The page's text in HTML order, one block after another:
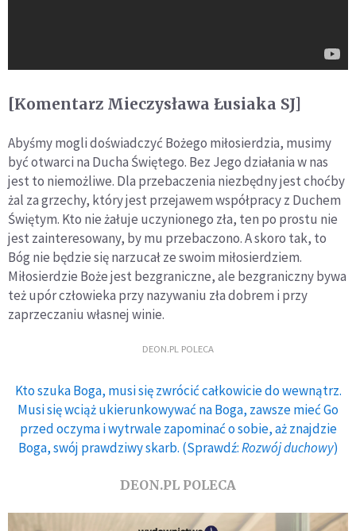
[Komentarz Mieczysława Łusiaka SJ]
Abyśmy mogli doświadczyć Bożego miłosierdzia, musimy
być otwarci na Ducha Świętego. Bez Jego działania w nas
jest to niemożliwe. Dla przebaczenia niezbędny jest choćby
żal za grzechy, który jest przejawem współpracy z Duchem
Świętym. Kto nie żałuje uczynionego zła, ten po prostu nie
jest zainteresowany, by mu przebaczono. A skoro tak, to
Bóg nie będzie się narzucał ze swoim miłosierdziem.
Miłosierdzie Boże jest bezgraniczne, ale bezgraniczny bywa
też upór człowieka przy nazywaniu zła dobrem i przy
zaprzeczaniu własnej winie.
DEON.PL POLECA
Kto szuka Boga, musi się zwrócić całkowicie do wewnątrz.
Musi się wciąż ukierunkowywać na Boga, zawsze mieć Go
przed oczyma i wytrwale zapominać o sobie, aż znajdzie
Boga, swój prawdziwy skarb. (Sprawdź:Rozwój duchowy)
DEON.PL POLECA